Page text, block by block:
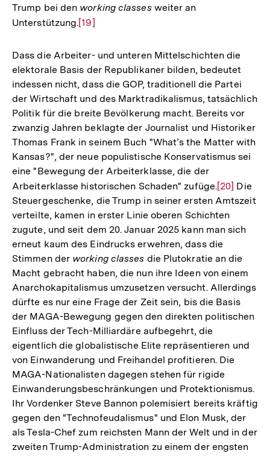
Trump bei den working classesweiter an
Unterstützung.Zur
der
Fußnote
[19]
Dass die Arbeiter- und unteren Mittelschichten die
elektorale Basis der Republikaner bilden, bedeutet
indessen nicht, dass die GOP, traditionell die Partei
der Wirtschaft und des Marktradikalismus, tatsächlich
Politik für die breite Bevölkerung macht. Bereits vor
zwanzig Jahren beklagte der Journalist und Historiker
Thomas Frank in seinem Buch "What’s the Matter with
Kansas?", der neue populistische Konservatismus sei
eine "Bewegung der Arbeiterklasse, die der
Arbeiterklasse historischen Schaden" zufüge.Zur
Auflösung
der
Fußnote
[20] Die
Steuergeschenke, die Trump in seiner ersten Amtszeit
verteilte, kamen in erster Linie oberen Schichten
zugute, und seit dem 20. Januar 2025 kann man sich
erneut kaum des Eindrucks erwehren, dass die
Stimmen der working classes die Plutokratie an die
Macht gebracht haben, die nun ihre Ideen von einem
Anarchokapitalismus umzusetzen versucht. Allerdings
dürfte es nur eine Frage der Zeit sein, bis die Basis
der MAGA-Bewegung gegen den direkten politischen
Einfluss der Tech-Milliardäre aufbegehrt, die
eigentlich die globalistische Elite repräsentieren und
von Einwanderung und Freihandel profitieren. Die
MAGA-Nationalisten dagegen stehen für rigide
Einwanderungsbeschränkungen und Protektionismus.
Ihr Vordenker Steve Bannon polemisiert bereits kräftig
gegen den "Technofeudalismus" und Elon Musk, der
als Tesla-Chef zum reichsten Mann der Welt und in der
zweiten Trump-Administration zu einem der engstenZum